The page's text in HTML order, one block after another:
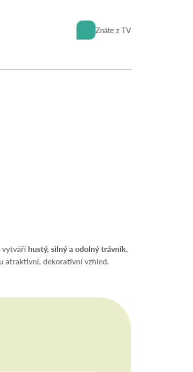
Znáte z TV
vytváří hustý, silný a odolný trávník,
atraktivní, dekorativní vzhled.